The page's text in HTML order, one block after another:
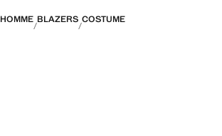
HOMME BLAZERS COSTUME